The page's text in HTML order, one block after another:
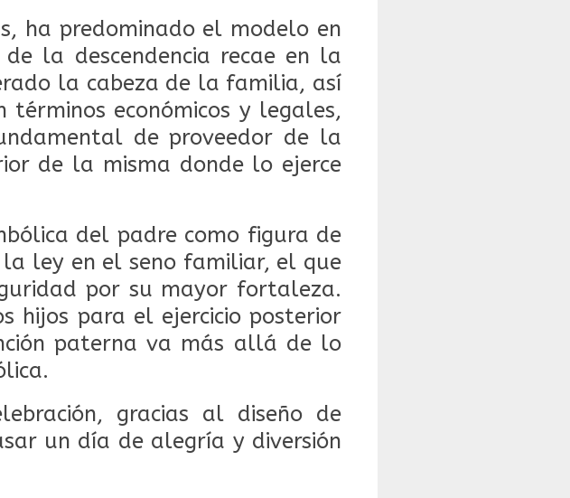
ha predominado el modelo en
la descendencia recae en la
la cabeza de la familia, así
términos económicos y legales,
de proveedor de la
de la misma donde lo ejerce
del padre como figura de
ley en el seno familiar, el que
por su mayor fortaleza.
hijos para el ejercicio posterior
paterna va más allá de lo
gracias al diseño de
un día de alegría y diversión